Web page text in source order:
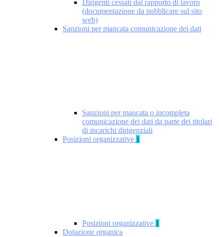
Dirigenti cessati dal rapporto di lavoro
(documentazione da pubblicare sul sito
web)
Sanzioni per mancata comunicazione dei dati
Sanzioni per mancata o incompleta
comunicazione dei dati da parte dei titolari
di incarichi dirigenziali
Posizioni organizzative 1
Posizioni organizzative 1
Dotazione organica